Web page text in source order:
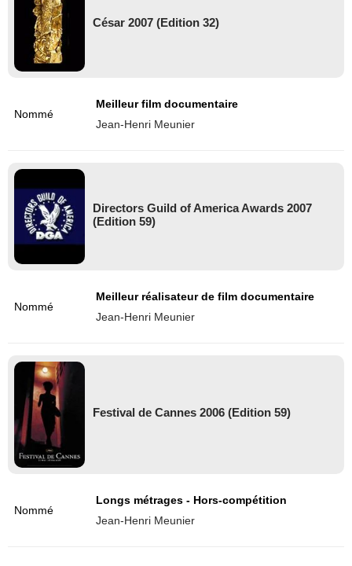
César 2007 (Edition 32)
Nommé
Meilleur film documentaire
Jean-Henri Meunier
Directors Guild of America Awards 2007
(Edition 59)
Nommé
Meilleur réalisateur de film documentaire
Jean-Henri Meunier
Festival de Cannes 2006 (Edition 59)
Nommé
Longs métrages - Hors-compétition
Jean-Henri Meunier